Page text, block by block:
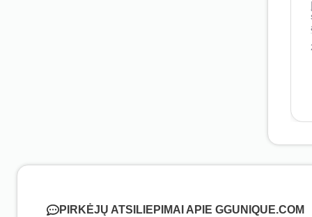
PIRKĖJŲ ATSILIEPIMAI APIE GGUNIQUE.COM